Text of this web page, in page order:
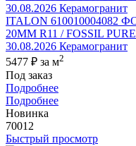
ITALON 610010004082
20MM R11 / FOSSIL
30.08.2026 Керамогранит
5477 ₽ за м2
Под заказ
Подробнее
Подробнее
Новинка
70012
Быстрый просмотр